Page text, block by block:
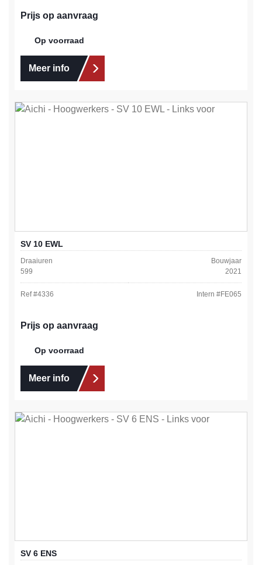
Prijs op aanvraag
Op voorraad
Meer info
SV 10 EWL
Draaiuren
599
Bouwjaar
2021
Ref #4336 Intern #FE065
Prijs op aanvraag
Op voorraad
Meer info
SV 6 ENS